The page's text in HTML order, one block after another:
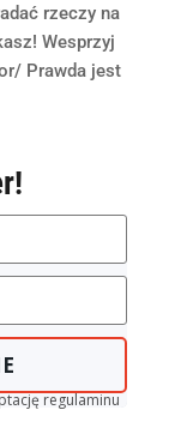
rzeczy na
Wesprzyj
Prawda jest
regulaminu